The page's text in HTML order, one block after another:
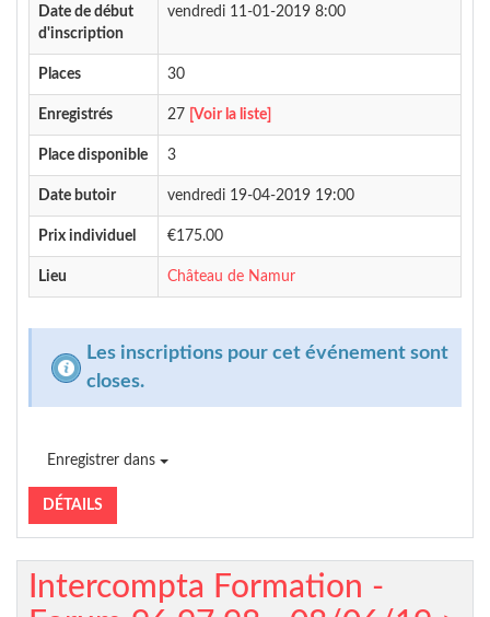
Date de début
d'inscription
vendredi 11-01-2019 8:00
Places 30
Enregistrés 27 [Voir la liste]
Place disponible 3
Date butoir vendredi 19-04-2019 19:00
Prix individuel €175.00
Lieu Château de Namur
Les inscriptions pour cet événement sont
closes.
Enregistrer dans
DÉTAILS
Intercompta Formation -